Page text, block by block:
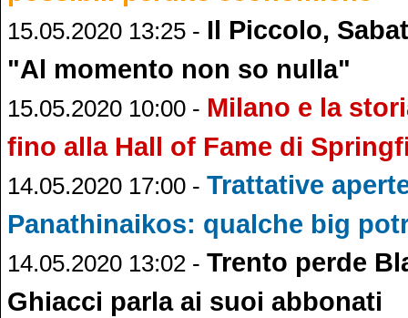
15.05.2020 13:25 - Il Piccolo,
"Al momento non so nulla"
15.05.2020 10:00 - Milano e la
fino alla Hall of Fame di
14.05.2020 17:00 - Trattative
Panathinaikos: qualche big
14.05.2020 13:02 - Trento perde
Ghiacci parla ai suoi abbonati